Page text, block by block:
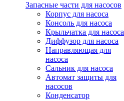
Запасные части для насосов
Корпус для насоса
Консоль для насоса
Крыльчатка для насоса
Диффузор для насоса
Направляющая для
насоса
Сальник для насоса
Автомат защиты для
насосов
Конденсатор